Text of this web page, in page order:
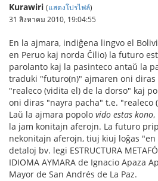
Kurawiri (แสดงโปรไฟล์)
31 สิงหาคม 2010, 19:04:55
En la ajmara, indiĝena lingvo el
en Peruo kaj norda Ĉilio) la futuro
parolanto kaj la pasinteco antaŭ la
traduki "futuro(n)" ajmaren oni
"realeco (vidita el) de la dorso" kaj
oni diras "nayra pacha" t.e. "realeco
Laŭ la ajmara popolo vido estas kono,
la jam konitajn aferojn. La futuro
nekonitajn aferojn, tiuj kiuj loĝas
detaloj bv. legi ESTRUCTURA
IDIOMA AYMARA de Ignacio Apaza
Mayor de San Andrés de La Paz.